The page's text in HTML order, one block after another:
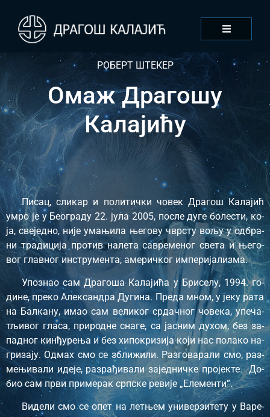
РОБЕРТ ШТЕ­КЕР
Омаж Драгошу
Калајићу
Пи­сац, сли­кар и по­ли­тич­ки чо­век Дра­гош Ка­ла­јић
умро је у Бе­о­гра­ду 22. ју­ла 2005, по­сле ду­ге бо­ле­сти, ко­
ја, све­јед­но, ни­је ума­њи­ла ње­го­ву чвр­сту во­љу у од­бра­
ни тра­ди­ци­ја про­тив на­ле­та са­вре­ме­ног све­та и ње­го­
вог глав­ног ин­стру­мен­та, аме­рич­ког им­пе­ри­ја­ли­зма.
Упо­знао сам Дра­го­ша Ка­ла­ји­ћа у Бри­се­лу, 1994. го­
ди­не, пре­ко Алек­сан­дра Ду­ги­на. Пре­да мном, у је­ку ра­та
на Бал­ка­ну, имао сам ве­ли­ког ср­дач­ног чо­ве­ка, упе­ча­
тљи­вог гла­са, при­род­не сна­ге, са ја­сним ду­хом, без за­
пад­ног кин­ђу­ре­ња и без хи­по­кри­зи­ја ко­ји нас по­ла­ко на­
гри­за­ју. Од­мах смо се збли­жи­ли. Раз­го­ва­ра­ли смо, раз­
ме­њи­ва­ли иде­је, раз­ра­ђи­ва­ли за­јед­нич­ке про­јек­те. До­
био сам пр­ви при­ме­рак срп­ске ре­ви­је „Еле­мен­ти”.
Ви­де­ли смо се опет на лет­њем уни­вер­зи­те­ту у Ва­ре­